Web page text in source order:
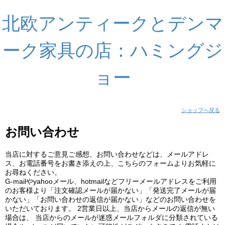
北欧アンティークとデンマ
ーク家具の店：ハミングジ
ョー
ショップへ戻る
お問い合わせ
当店に対するご意見ご感想、お問い合わせなどは、メールアドレ
ス、お電話番号をお書き添えの上、こちらのフォームよりお気軽に
お尋ねください。
G-mailやyahooメール、hotmailなどフリーメールアドレスをご利用
のお客様より「注文確認メールが届かない」「発送完了メールが届
かない」「お問い合わせの返信が届かない」などのお問い合わせを
いただいております。 2営業日以上、当店からメールの返信が無い
場合は、 当店からのメールが迷惑メールフォルダに分類されている